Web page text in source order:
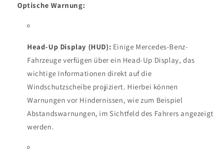
Optische Warnung:
Head-Up Display (HUD): Einige Mercedes-Benz-
Fahrzeuge verfügen über ein Head-Up Display, das
wichtige Informationen direkt auf die
Windschutzscheibe projiziert. Hierbei können
Warnungen vor Hindernissen, wie zum Beispiel
Abstandswarnungen, im Sichtfeld des Fahrers angezeigt
werden.